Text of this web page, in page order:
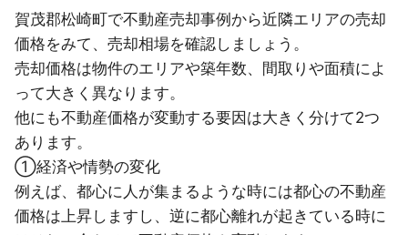
静岡県
静岡市駿河区
12ヶ月以内
静岡県
三島市
12ヶ月以内
静岡県
浜松市浜名区
9ヶ月以内
静岡県
浜松市中央区
6ヶ月以内 3LDK 築35年以内
賀茂郡松崎町で不動産売却事例から近隣エリアの売却
価格をみて、売却相場を確認しましょう。
売却価格は物件のエリアや築年数、間取りや面積によ
って大きく異なります。
他にも不動産価格が変動する要因は大きく分けて2つ
あります。
①経済や情勢の変化
例えば、都心に人が集まるような時には都心の不動産
価格は上昇しますし、逆に都心離れが起きている時に